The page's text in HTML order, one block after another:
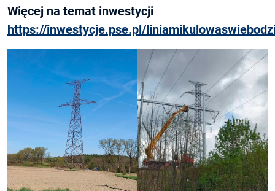
Więcej na temat inwestycji
https://inwestycje.pse.pl/